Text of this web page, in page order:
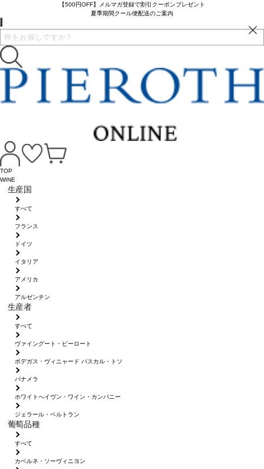
【500円OFF】メルマガ登録で割引クーポンプレゼント
夏季期間クール便配送のご案内
TOP
WINE
生産国
すべて
フランス
ドイツ
イタリア
アメリカ
アルゼンチン
生産者
すべて
ヴァイングート・ピーロート
ボデガス・ヴィニャード パスカル・トソ
パナメラ
ホワイトへイヴン・ワイン・カンパニー
ジェラール・ベルトラン
葡萄品種
すべて
カベルネ・ソーヴィニヨン